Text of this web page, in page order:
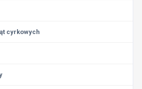
cyrkowych